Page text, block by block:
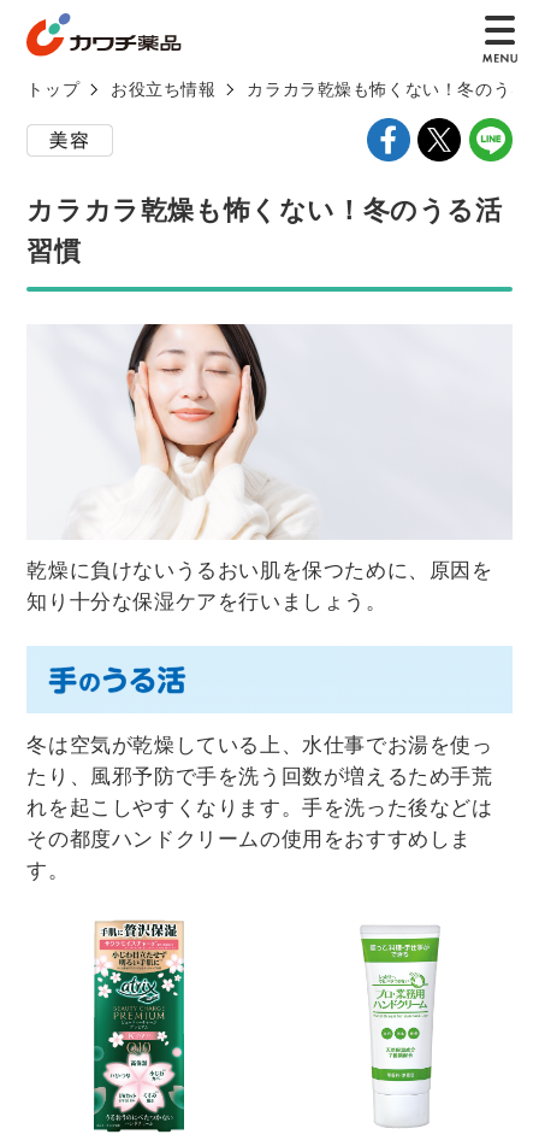
トップ お役立ち情報 カラカラ乾燥も怖くない！冬のうる
カラカラ乾燥も怖くない！冬のうる活
習慣
乾燥に負けないうるおい肌を保つために、原因を
知り十分な保湿ケアを行いましょう。
冬は空気が乾燥している上、水仕事でお湯を使っ
たり、風邪予防で手を洗う回数が増えるため手荒
れを起こしやすくなります。手を洗った後などは
その都度ハンドクリームの使用をおすすめしま
す。